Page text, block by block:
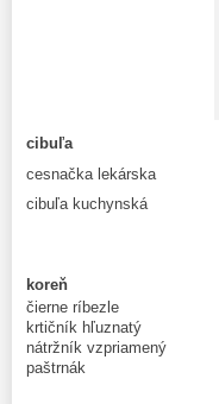
cibuľa
cesnačka lekárska
cibuľa kuchynská
koreň
čierne ríbezle
krtičník hľuznatý
nátržník vzpriamený
paštrnák